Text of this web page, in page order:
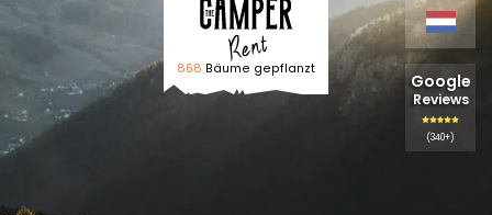
Logo De Camper Huren
868 Bäume gepflanzt
Google
Reviews
(340+)